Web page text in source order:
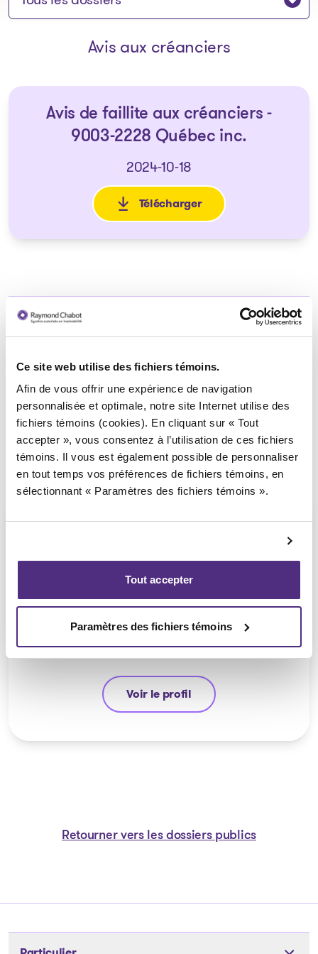
Ce site web utilise des fichiers témoins.
Afin de vous offrir une expérience de navigation
personnalisée et optimale, notre site Internet utilise des
fichiers témoins (cookies). En cliquant sur « Tout
accepter », vous consentez à l’utilisation de ces fichiers
témoins. Il vous est également possible de personnaliser
en tout temps vos préférences de fichiers témoins, en
sélectionnant « Paramètres des fichiers témoins ».
Tout accepter
Paramètres des fichiers témoins
Avis aux créanciers
Avis de faillite aux créanciers -
9003-2228 Québec inc.
2024-10-18
Télécharger
: Avis de faillite aux
Syndic responsable du dossier
Jean-François Cusson
CPA, PAIR, SAI
Voir le profil
Jean-François Cusson
Retourner vers les dossiers publics